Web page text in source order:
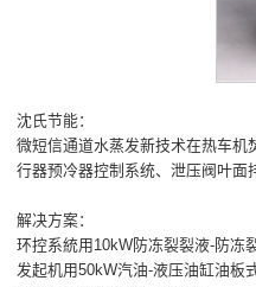
沈氏节能：
微短信通道水蒸发新技术在热车
行器预冷器控制系统、泄压阀叶面
解决方案：
环控系統用10kW防冻裂裂液-防冻
发起机用50kW汽油-液压油缸油板